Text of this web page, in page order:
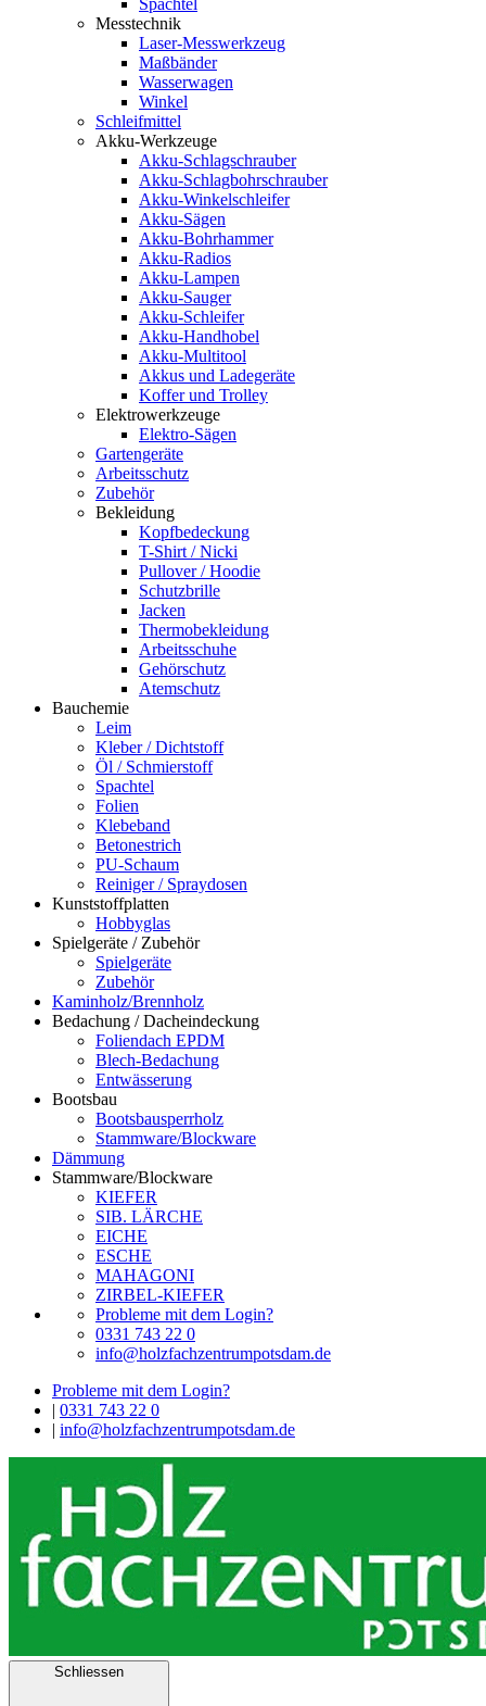
Spachtel
Messtechnik
Laser-Messwerkzeug
Maßbänder
Wasserwagen
Winkel
Schleifmittel
Akku-Werkzeuge
Akku-Schlagschrauber
Akku-Schlagbohrschrauber
Akku-Winkelschleifer
Akku-Sägen
Akku-Bohrhammer
Akku-Radios
Akku-Lampen
Akku-Sauger
Akku-Schleifer
Akku-Handhobel
Akku-Multitool
Akkus und Ladegeräte
Koffer und Trolley
Elektrowerkzeuge
Elektro-Sägen
Gartengeräte
Arbeitsschutz
Zubehör
Bekleidung
Kopfbedeckung
T-Shirt / Nicki
Pullover / Hoodie
Schutzbrille
Jacken
Thermobekleidung
Arbeitsschuhe
Gehörschutz
Atemschutz
Bauchemie
Leim
Kleber / Dichtstoff
Öl / Schmierstoff
Spachtel
Folien
Klebeband
Betonestrich
PU-Schaum
Reiniger / Spraydosen
Kunststoffplatten
Hobbyglas
Spielgeräte / Zubehör
Spielgeräte
Zubehör
Kaminholz/Brennholz
Bedachung / Dacheindeckung
Foliendach EPDM
Blech-Bedachung
Entwässerung
Bootsbau
Bootsbausperrholz
Stammware/Blockware
Dämmung
Stammware/Blockware
KIEFER
SIB. LÄRCHE
EICHE
ESCHE
MAHAGONI
ZIRBEL-KIEFER
Probleme mit dem Login?
0331 743 22 0
info@holzfachzentrumpotsdam.de
Probleme mit dem Login?
| 0331 743 22 0
| info@holzfachzentrumpotsdam.de
Schliessen